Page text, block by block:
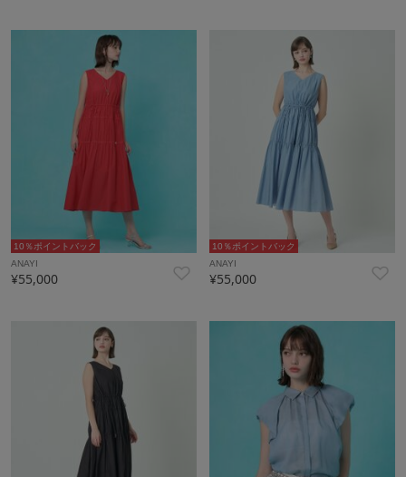
10％ポイントバック
ANAYI
¥55,000
10％ポイントバック
ANAYI
¥55,000